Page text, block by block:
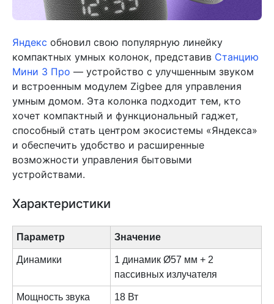
Яндекс обновил свою популярную линейку
компактных умных колонок, представив Станцию
Мини 3 Про — устройство с улучшенным звуком
и встроенным модулем Zigbee для управления
умным домом. Эта колонка подходит тем, кто
хочет компактный и функциональный гаджет,
способный стать центром экосистемы «Яндекса»
и обеспечить удобство и расширенные
возможности управления бытовыми
устройствами.
Характеристики
Параметр Значение
Динамики
1 динамик Ø57 мм + 2
пассивных излучателя
Мощность звука 18 Вт